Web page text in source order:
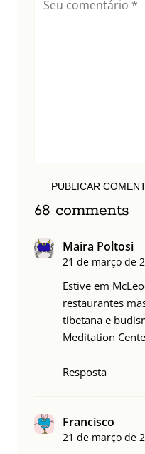
PUBLICAR
68 comments
Maira Poltosi
21 de março de
Estive em
restaurantes
tibetana e
Meditation
Resposta
Francisco
21 de março de